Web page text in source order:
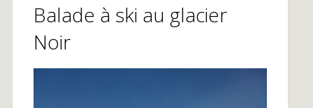
Balade à ski au glacier
Noir